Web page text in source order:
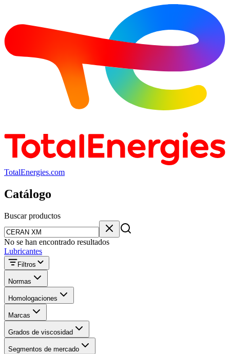
TotalEnergies.com
Catálogo
Buscar productos
Buscar productos
No se han encontrado resultados
Lubricantes
Filtros
Normas
Homologaciones
Marcas
Grados de viscosidad
Segmentos de mercado